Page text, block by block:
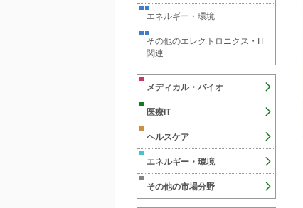
エネルギー・環境
その他のエレクトロニクス・IT
関連
メディカル・バイオ
医療IT
ヘルスケア
エネルギー・環境
その他の市場分野